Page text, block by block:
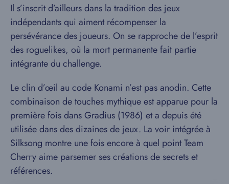
Il s’inscrit d’ailleurs dans la tradition des jeux
indépendants qui aiment récompenser la
persévérance des joueurs. On se rapproche de l’esprit
des roguelikes, où la mort permanente fait partie
intégrante du challenge.
Le clin d’œil au code Konami n’est pas anodin. Cette
combinaison de touches mythique est apparue pour la
première fois dans Gradius (1986) et a depuis été
utilisée dans des dizaines de jeux. La voir intégrée à
Silksong montre une fois encore à quel point Team
Cherry aime parsemer ses créations de secrets et
références.